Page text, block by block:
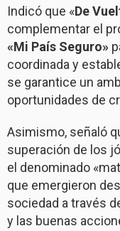
Indicó que «De
complementar el
«Mi País Seguro»
coordinada y
se garantice un
oportunidades de
Asimismo, señaló
superación de los
el denominado
que emergieron
sociedad a través
y las buenas